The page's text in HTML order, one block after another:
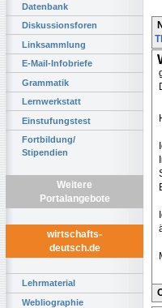
Datenbank
Diskussionsforen
Linksammlung
E-Mail-Infobriefe
Grammatik
Lernwerkstatt
Einstufungstest
Fortbildung/
Stipendien
Weitere
Portalangebote
wirtschafts-
deutsch.de
Lehrmaterial
Webliographie